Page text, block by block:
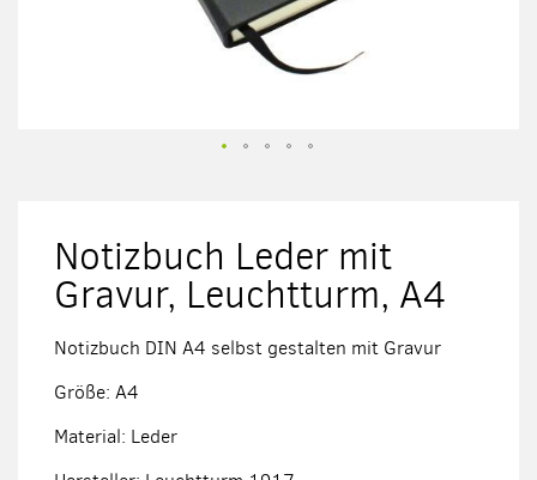
Notizbuch Leder mit
Gravur, Leuchtturm, A4
Notizbuch DIN A4 selbst gestalten mit Gravur
Größe: A4
Material: Leder
Bildergalerie
springen